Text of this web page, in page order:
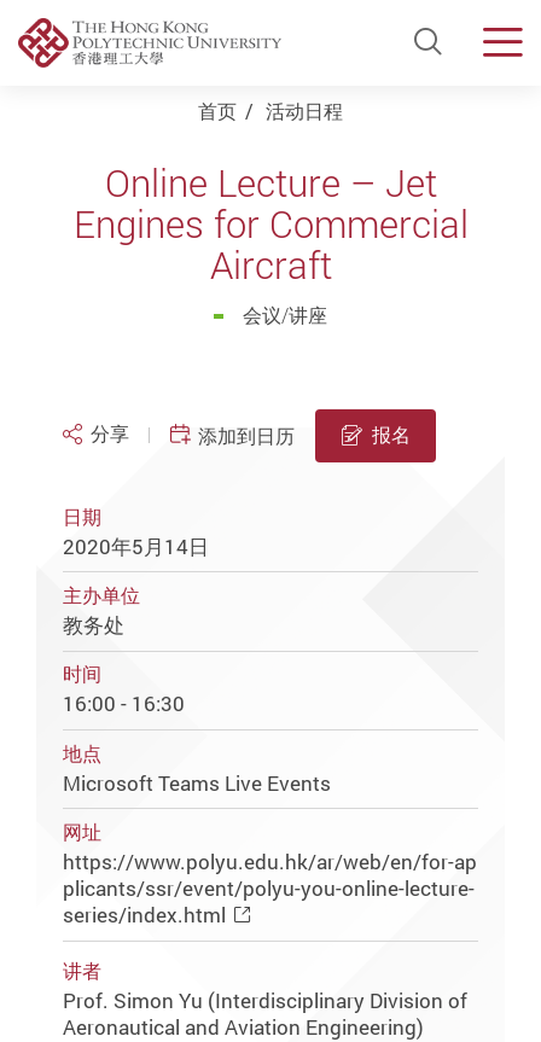
Open
首页 活动日程
Online Lecture – Jet
Engines for Commercial
Aircraft
会议/讲座
分享 添加到日历 报名
日期
2020年5月14日
主办单位
教务处
时间
16:00 - 16:30
地点
Microsoft Teams Live Events
网址
https://www.polyu.edu.hk/ar/web/en/for-ap
plicants/ssr/event/polyu-you-online-lecture-
series/index.html
讲者
Prof. Simon Yu (Interdisciplinary Division of
Aeronautical and Aviation Engineering)